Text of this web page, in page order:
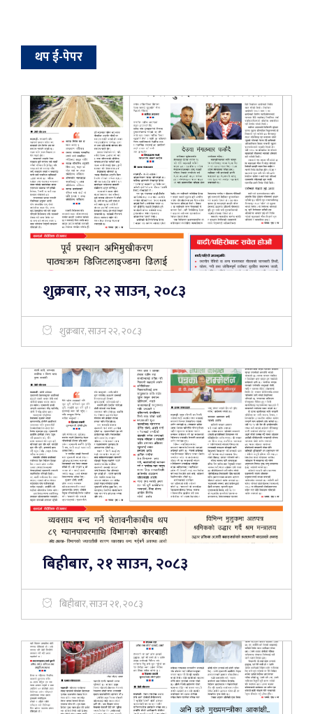
थप ई-पेपर
शुक्रबार, २२ साउन, २०८३
शुक्रबार, साउन २२, २०८३
बिहीबार, २१ साउन, २०८३
बिहीबार, साउन २१, २०८३